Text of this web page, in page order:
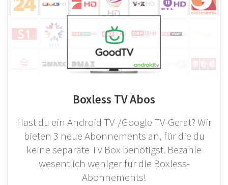
Boxless TV Abos
Hast du ein Android TV-/Google TV-Gerät? Wir
bieten 3 neue Abonnements an, für die du
keine separate TV Box benötigst. Bezahle
wesentlich weniger für die Boxless-
Abonnements!